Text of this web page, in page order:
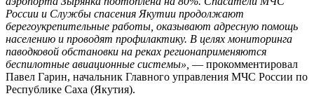
России и Службы спасения Якутии продолжают
берегоукрепительные работы, оказывают адресную помощь
населению и проводят профилактику. В целях мониторинга
паводковой обстановки на реках регионаприменяются
беспилотные авиационные системы», — прокомментировал
Павел Гарин, начальник Главного управления МЧС России по
Республике Саха (Якутия).